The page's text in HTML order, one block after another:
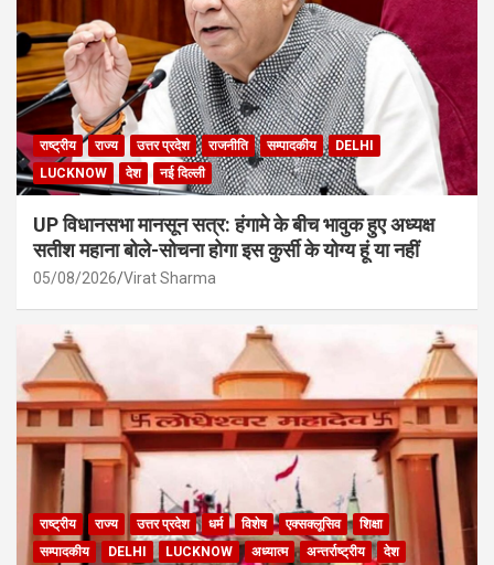
राष्ट्रीय राज्य उत्तर प्रदेश राजनीति सम्पादकीय
DELHI
LUCKNOW
देश नई दिल्ली
UP विधानसभा मानसून सत्र: हंगामे के बीच भावुक हुए अध्यक्ष
सतीश महाना बोले-सोचना होगा इस कुर्सी के योग्य हूं या नहीं
05/08/2026 Virat Sharma
राष्ट्रीय राज्य उत्तर प्रदेश धर्म विशेष एक्सक्लूसिव
शिक्षा
सम्पादकीय
DELHI LUCKNOW अध्यात्म अन्तर्राष्ट्रीय
देश